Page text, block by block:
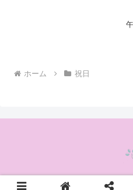
ホーム 祝日
© 2020 かんの耳